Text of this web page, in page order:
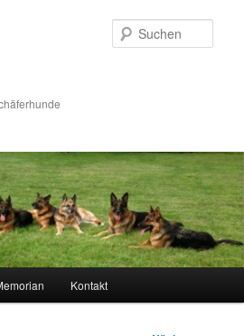
Kontakt